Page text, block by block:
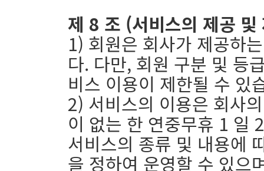
제 8 조 (서비스의 제공 및
1) 회원은 회사가 제공하
다. 다만, 회원 구분 및 등
비스 이용이 제한될 수 있
2) 서비스의 이용은 회사
이 없는 한 연중무휴 1 일
서비스의 종류 및 내용에
을 정하여 운영할 수 있으